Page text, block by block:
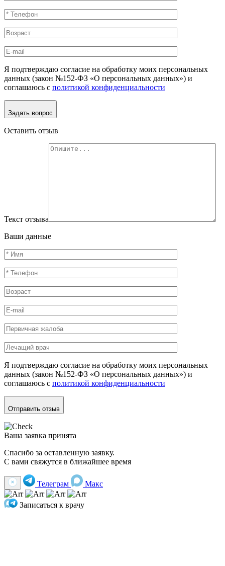
Я подтверждаю согласие на обработку моих персональных
данных (закон №152-ФЗ «О персональных данных») и
соглашаюсь с политикой конфиденциальности
Задать вопрос
Оставить отзыв
Текст отзыва
Ваши данные
Я подтверждаю согласие на обработку моих персональных
данных (закон №152-ФЗ «О персональных данных») и
соглашаюсь с политикой конфиденциальности
Отправить отзыв
Ваша заявка принята
Спасибо за оставленную заявку.
С вами свяжутся в ближайшее время
Телеграм Макс
Записаться к врачу